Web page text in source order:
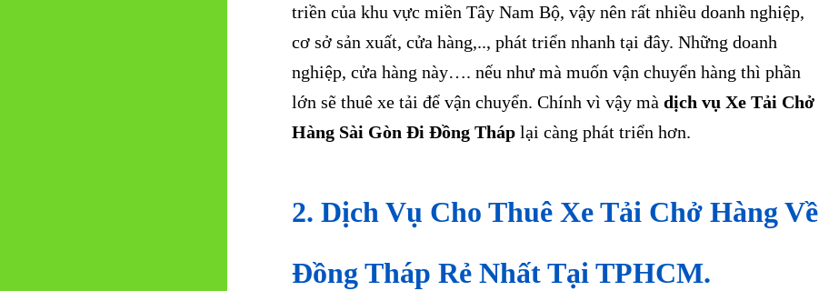
triền của khu vực miền Tây Nam Bộ, vậy nên rất nhiều doanh nghiệp,
cơ sở sản xuất, cửa hàng,.., phát triển nhanh tại đây. Những doanh
nghiệp, cửa hàng này…. nếu như mà muốn vận chuyển hàng thì phần
lớn sẽ thuê xe tải để vận chuyển. Chính vì vậy mà dịch vụ Xe Tải Chở
Hàng Sài Gòn Đi Đồng Tháp lại càng phát triển hơn.
2. Dịch Vụ Cho Thuê Xe Tải Chở Hàng Về
Đồng Tháp Rẻ Nhất Tại TPHCM.